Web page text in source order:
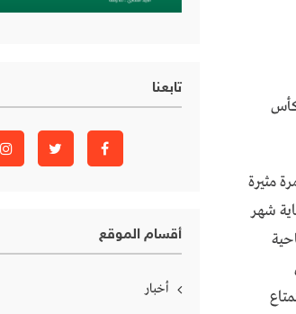
كأس
مثيرة
شهر
تابعنا
أقسام الموقع
أخبار